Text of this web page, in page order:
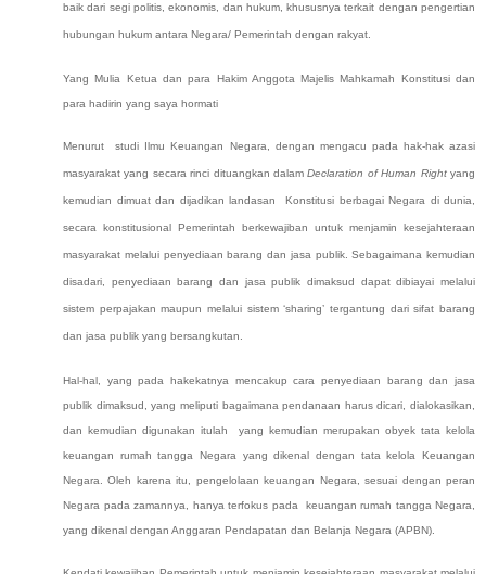
baik dari segi politis, ekonomis, dan hukum, khususnya terkait dengan pengertian
hubungan hukum antara Negara/ Pemerintah dengan rakyat.
Yang Mulia Ketua dan para Hakim Anggota Majelis Mahkamah Konstitusi dan
para hadirin yang saya hormati
Menurut studi Ilmu Keuangan Negara dengan mengacu pada hak-hak azasi
masyarakat yang secara rinci dituangkan dalamDeclaration of Human Rightyang
kemudian dimuat dan dijadikan landasan Konstitusi berbagai Negara di dunia,
secara konstitusional Pemerintah berkewajiban untuk menjamin kesejahteraan
masyarakat melalui penyediaan barang dan jasa publik.Sebagaimana kemudian
disadari, penyediaan barang dan jasa publik dimaksud dapat dibiayai melalui
sistem perpajakan maupun melalui sistem ‘sharing’ tergantung dari sifat barang
dan jasa publik yang bersangkutan.
Hal-hal, yang pada hakekatnya mencakup cara penyediaan barang dan jasa
publik dimaksud, yang meliputi bagaimana pendanaan harus dicari, dialokasikan,
dan kemudian digunakan itulah yang kemudian merupakan obyek tata kelola
keuangan rumah tangga Negara yang dikenal dengan tata kelola Keuangan
Negara. Oleh karena itu, pengelolaan keuangan Negara, sesuai dengan peran
Negara pada zamannya, hanya terfokus pada keuangan rumah tangga Negara,
yang dikenal dengan Anggaran Pendapatan dan Belanja Negara (APBN).